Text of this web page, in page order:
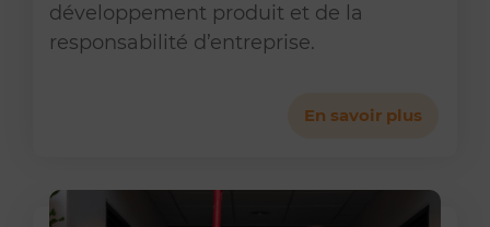
développement produit et de la
responsabilité d’entreprise.
En savoir plus